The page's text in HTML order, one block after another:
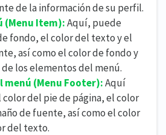
de la información de su perfil.
(Menu Item):Aquí, puede
fondo, el color del texto y el
así como el color de fondo y
los elementos del menú.
menú (Menu Footer):Aquí
del pie de página, el color
de fuente, así como el color
del texto.